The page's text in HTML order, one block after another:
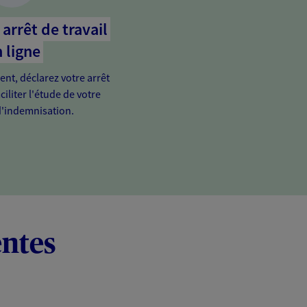
arrêt de travail
ligne
déclarez votre arrêt
l'étude de votre